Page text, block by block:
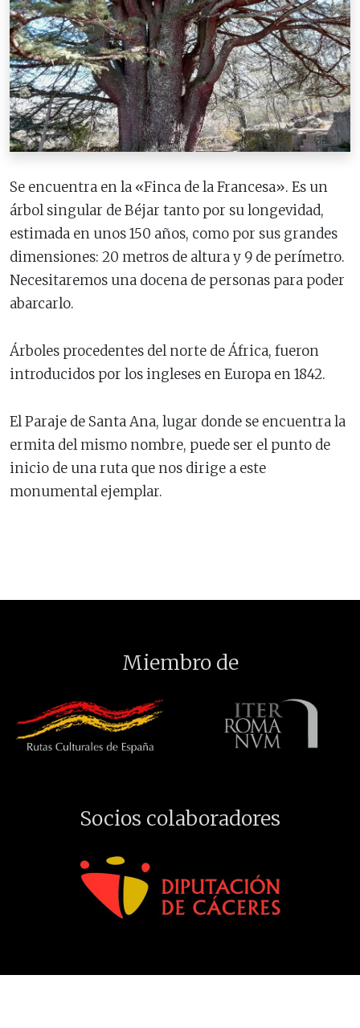
Se encuentra en la «Finca de la Francesa». Es un
árbol singular de Béjar tanto por su longevidad,
estimada en unos 150 años, como por sus grandes
dimensiones: 20 metros de altura y 9 de perímetro.
Necesitaremos una docena de personas para poder
abarcarlo.
Árboles procedentes del norte de África, fueron
introducidos por los ingleses en Europa en 1842.
El Paraje de Santa Ana, lugar donde se encuentra la
ermita del mismo nombre, puede ser el punto de
inicio de una ruta que nos dirige a este
monumental ejemplar.
Miembro de
Socios colaboradores